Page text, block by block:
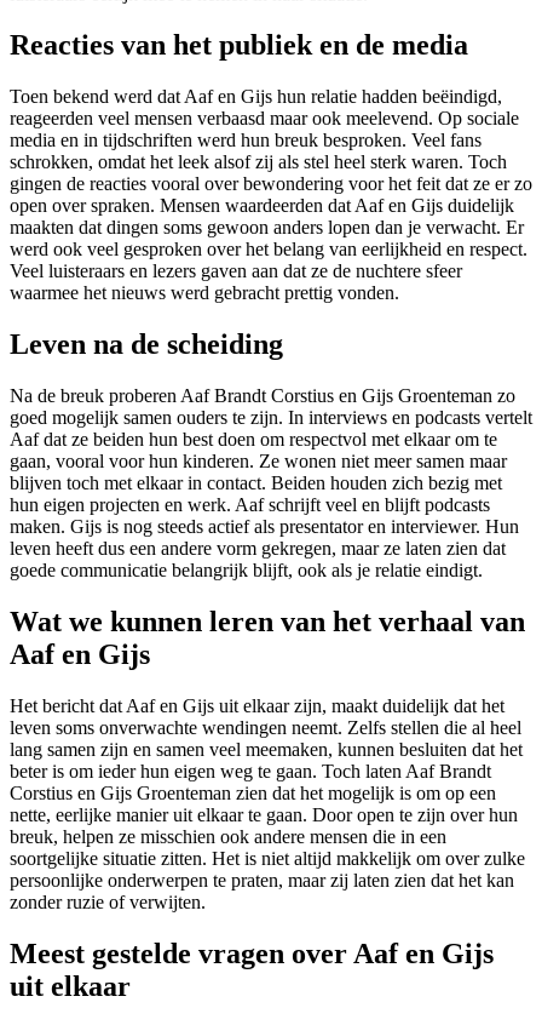
Reacties van het publiek en de media
Toen bekend werd dat Aaf en Gijs hun relatie hadden beëindigd,
reageerden veel mensen verbaasd maar ook meelevend. Op sociale
media en in tijdschriften werd hun breuk besproken. Veel fans
schrokken, omdat het leek alsof zij als stel heel sterk waren. Toch
gingen de reacties vooral over bewondering voor het feit dat ze er zo
open over spraken. Mensen waardeerden dat Aaf en Gijs duidelijk
maakten dat dingen soms gewoon anders lopen dan je verwacht. Er
werd ook veel gesproken over het belang van eerlijkheid en respect.
Veel luisteraars en lezers gaven aan dat ze de nuchtere sfeer
waarmee het nieuws werd gebracht prettig vonden.
Leven na de scheiding
Na de breuk proberen Aaf Brandt Corstius en Gijs Groenteman zo
goed mogelijk samen ouders te zijn. In interviews en podcasts vertelt
Aaf dat ze beiden hun best doen om respectvol met elkaar om te
gaan, vooral voor hun kinderen. Ze wonen niet meer samen maar
blijven toch met elkaar in contact. Beiden houden zich bezig met
hun eigen projecten en werk. Aaf schrijft veel en blijft podcasts
maken. Gijs is nog steeds actief als presentator en interviewer. Hun
leven heeft dus een andere vorm gekregen, maar ze laten zien dat
goede communicatie belangrijk blijft, ook als je relatie eindigt.
Wat we kunnen leren van het verhaal van
Aaf en Gijs
Het bericht dat Aaf en Gijs uit elkaar zijn, maakt duidelijk dat het
leven soms onverwachte wendingen neemt. Zelfs stellen die al heel
lang samen zijn en samen veel meemaken, kunnen besluiten dat het
beter is om ieder hun eigen weg te gaan. Toch laten Aaf Brandt
Corstius en Gijs Groenteman zien dat het mogelijk is om op een
nette, eerlijke manier uit elkaar te gaan. Door open te zijn over hun
breuk, helpen ze misschien ook andere mensen die in een
soortgelijke situatie zitten. Het is niet altijd makkelijk om over zulke
persoonlijke onderwerpen te praten, maar zij laten zien dat het kan
zonder ruzie of verwijten.
Meest gestelde vragen over Aaf en Gijs
uit elkaar